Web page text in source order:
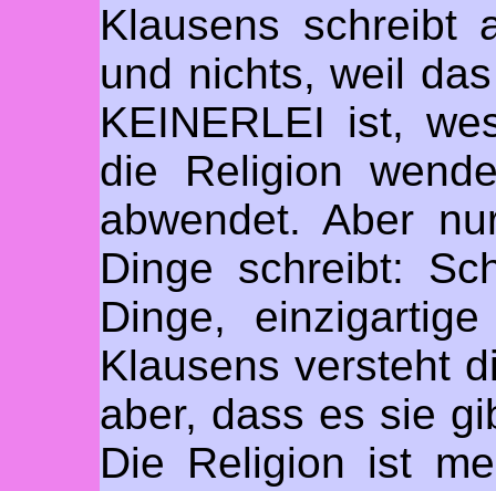
Klausens schreibt
und nichts, weil
KEINERLEI ist,
die Religion
abwendet. Aber
Dinge schreibt:
Dinge,
Klausens versteht
aber, dass es sie
Die Religion ist